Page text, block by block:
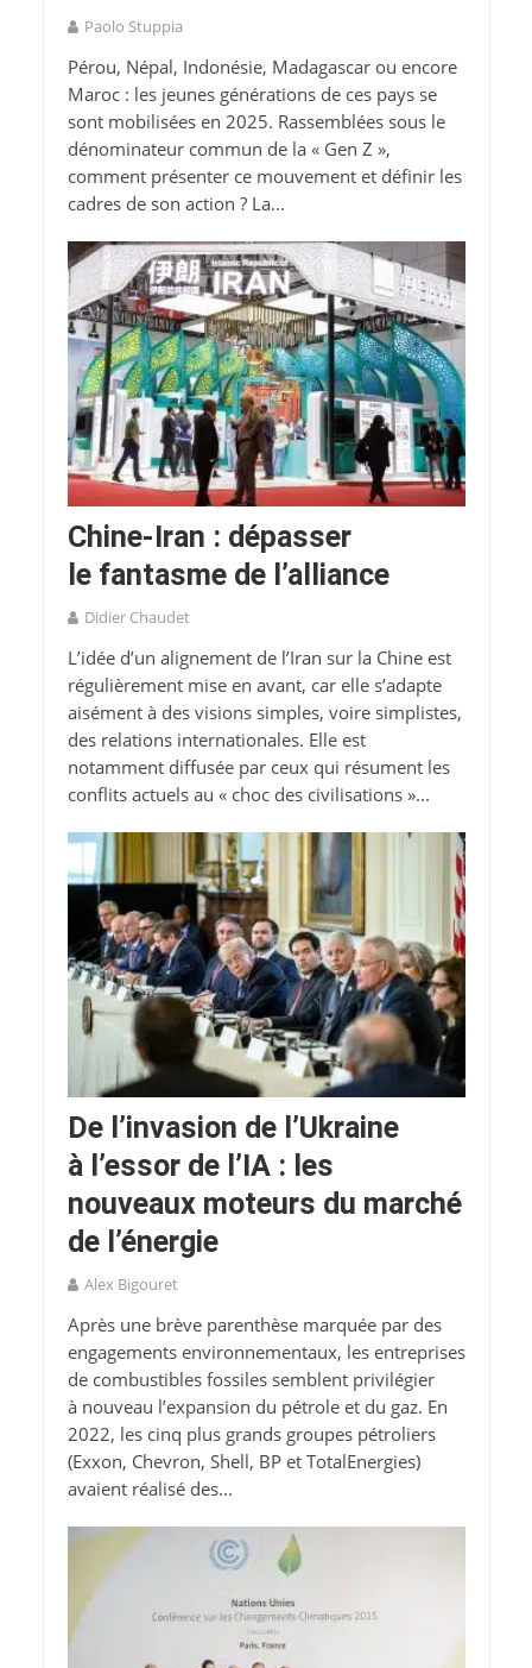
Paolo Stuppia
Pérou, Népal, Indonésie, Madagascar ou encore
Maroc : les jeunes générations de ces pays se
sont mobilisées en 2025. Rassemblées sous le
dénominateur commun de la « Gen Z »,
comment présenter ce mouvement et définir les
cadres de son action ? La...
Chine-Iran : dépasser
le fantasme de l’alliance
Didier Chaudet
L’idée d’un alignement de l’Iran sur la Chine est
régulièrement mise en avant, car elle s’adapte
aisément à des visions simples, voire simplistes,
des relations internationales. Elle est
notamment diffusée par ceux qui résument les
conflits actuels au « choc des civilisations »...
De l’invasion de l’Ukraine
à l’essor de l’IA : les
nouveaux moteurs du marché
de l’énergie
Alex Bigouret
Après une brève parenthèse marquée par des
engagements environnementaux, les entreprises
de combustibles fossiles semblent privilégier
à nouveau l’expansion du pétrole et du gaz. En
2022, les cinq plus grands groupes pétroliers
(Exxon, Chevron, Shell, BP et TotalEnergies)
avaient réalisé des...